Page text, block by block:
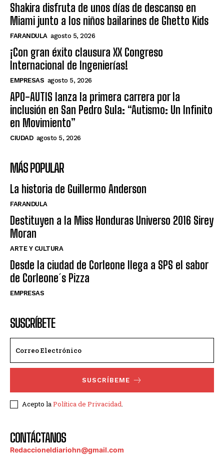
Shakira disfruta de unos días de descanso en
Miami junto a los niños bailarines de Ghetto Kids
FARANDULA agosto 5, 2026
¡Con gran éxito clausura XX Congreso
Internacional de Ingenierías!
EMPRESAS agosto 5, 2026
APO-AUTIS lanza la primera carrera por la
inclusión en San Pedro Sula: “Autismo: Un Infinito
en Movimiento”
CIUDAD agosto 5, 2026
MÁS POPULAR
La historia de Guillermo Anderson
FARANDULA
Destituyen a la Miss Honduras Universo 2016 Sirey
Moran
ARTE Y CULTURA
Desde la ciudad de Corleone llega a SPS el sabor
de Corleone´s Pizza
EMPRESAS
SUSCRÍBETE
SUSCRÍBEME
Acepto laPolítica de Privacidad.
CONTÁCTANOS
Redaccioneldiariohn@gmail.com